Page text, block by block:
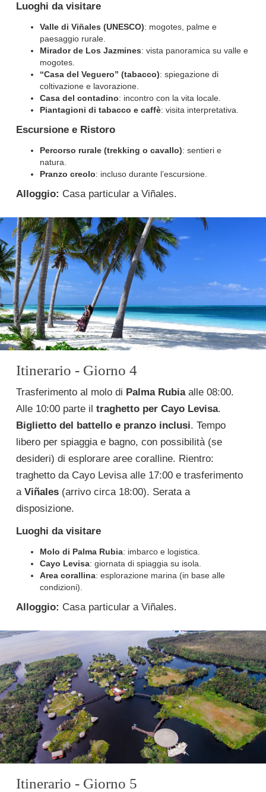
Luoghi da visitare
Valle di Viñales (UNESCO): mogotes, palme e
paesaggio rurale.
Mirador de Los Jazmines: vista panoramica su valle e
mogotes.
“Casa del Veguero” (tabacco): spiegazione di
coltivazione e lavorazione.
Casa del contadino: incontro con la vita locale.
Piantagioni di tabacco e caffè: visita interpretativa.
Escursione e Ristoro
Percorso rurale (trekking o cavallo): sentieri e
natura.
Pranzo creolo: incluso durante l’escursione.
Alloggio: Casa particular a Viñales.
Itinerario - Giorno 4
Trasferimento al molo di Palma Rubiaalle 08:00.
Alle 10:00 parte il traghetto per Cayo Levisa.
Biglietto del battello e pranzo inclusi. Tempo
libero per spiaggia e bagno, con possibilità (se
desideri) di esplorare aree coralline. Rientro:
traghetto da Cayo Levisa alle 17:00 e trasferimento
a Viñales (arrivo circa 18:00). Serata a
disposizione.
Luoghi da visitare
Molo di Palma Rubia: imbarco e logistica.
Cayo Levisa: giornata di spiaggia su isola.
Area corallina: esplorazione marina (in base alle
condizioni).
Alloggio: Casa particular a Viñales.
Itinerario - Giorno 5